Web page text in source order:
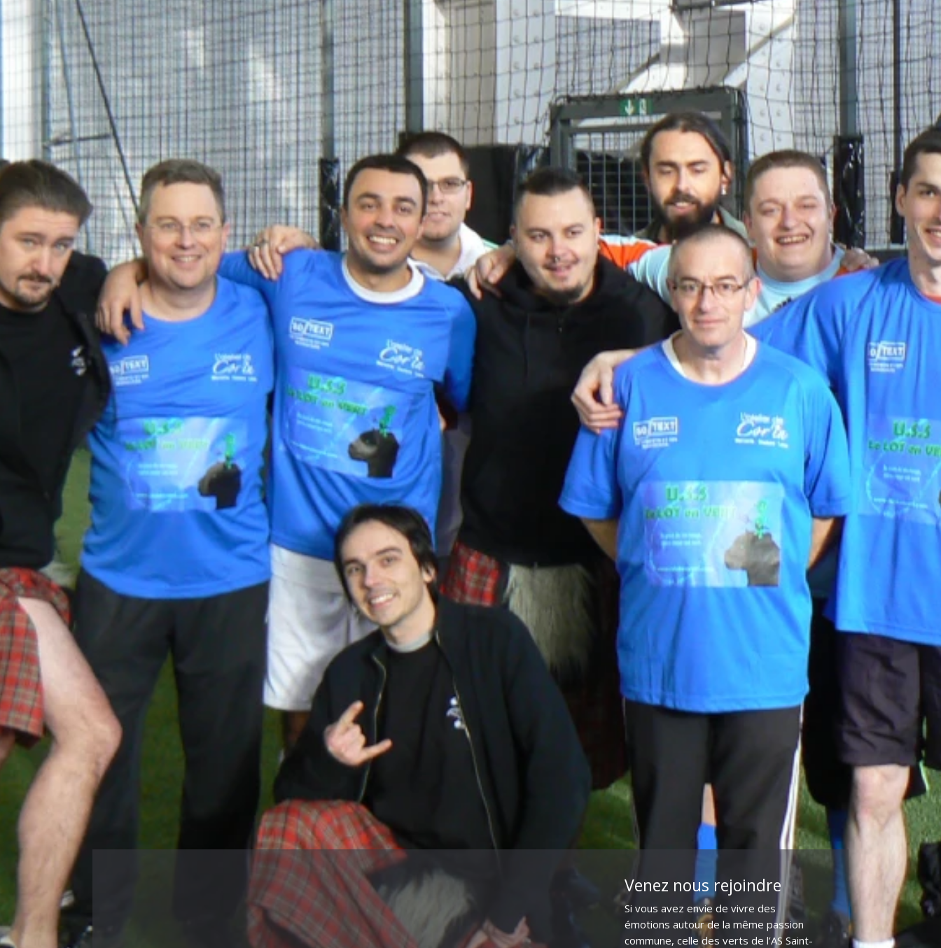
Venez nous rejoindre
Si vous avez envie de vivre des
émotions autour de la même passion
commune, celle des verts de l’AS Saint-